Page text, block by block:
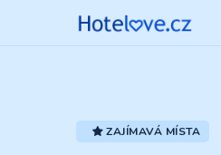
ZAJÍMAVÁ MÍSTA